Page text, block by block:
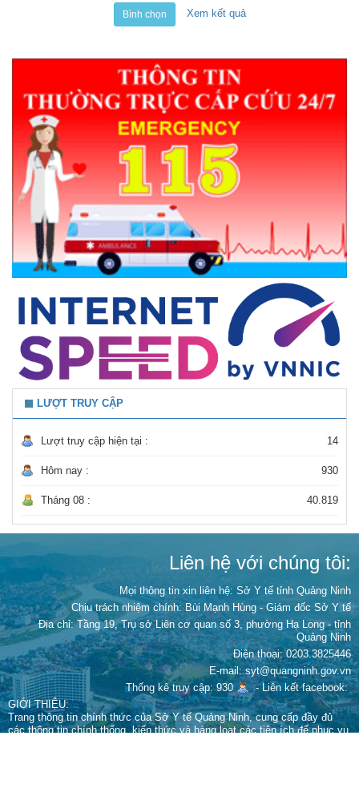
Bình chọn Xem kết quả
LƯỢT TRUY CẬP
Lượt truy cập hiện tại : 14
Hôm nay : 930
Tháng 08 : 40.819
Liên hệ với chúng tôi:
Mọi thông tin xin liên hệ: Sở Y tế tỉnh Quảng Ninh
Chịu trách nhiệm chính: Bùi Mạnh Hùng - Giám đốc Sở Y tế
Địa chỉ: Tầng 19, Trụ sở Liên cơ quan số 3, phường Hạ Long - tỉnh
Quảng Ninh
Điện thoại: 0203.3825446
E-mail: syt@quangninh.gov.vn
Thống kê truy cập: 930
-Liên kết facebook:
GIỚI THIỆU:
Trang thông tin chính thức của Sở Y tế Quảng Ninh, cung cấp đầy đủ
các thông tin chính thống, kiến thức và hàng loạt các tiện ích để phục vụ